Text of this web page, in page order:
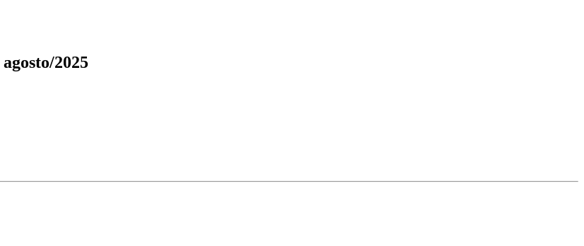
agosto/2025